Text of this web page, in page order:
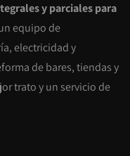
y parciales para
equipo de
electricidad y
de bares, tiendas y
trato y un servicio de